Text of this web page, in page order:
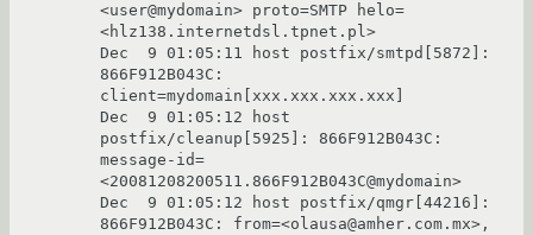
<user@mydomain> proto=SMTP helo=
<hlz138.internetdsl.tpnet.pl>
Dec  9 01:05:11 host postfix/smtpd[5872]:
866F912B043C:
client=mydomain[xxx.xxx.xxx.xxx]
Dec  9 01:05:12 host
postfix/cleanup[5925]: 866F912B043C:
message-id=
<20081208200511.866F912B043C@mydomain>
Dec  9 01:05:12 host postfix/qmgr[44216]:
866F912B043C: from=<olausa@amher.com.mx>,